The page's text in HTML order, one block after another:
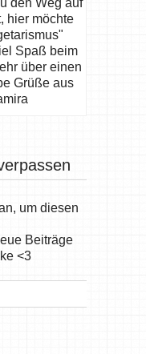
den Weg auf
hier möchte
Spaß beim
über einen
Grüße aus
um diesen
Beiträge
<3